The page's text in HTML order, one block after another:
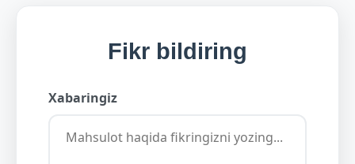
Fikr bildiring
Xabaringiz